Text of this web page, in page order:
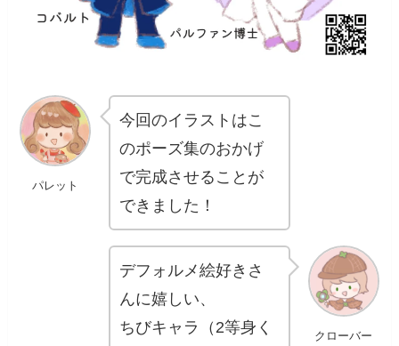
パレット
今回のイラストはこ
のポーズ集のおかげ
で完成させることが
できました！
クローバー
デフォルメ絵好きさ
んに嬉しい、
ちびキャラ（2等身く